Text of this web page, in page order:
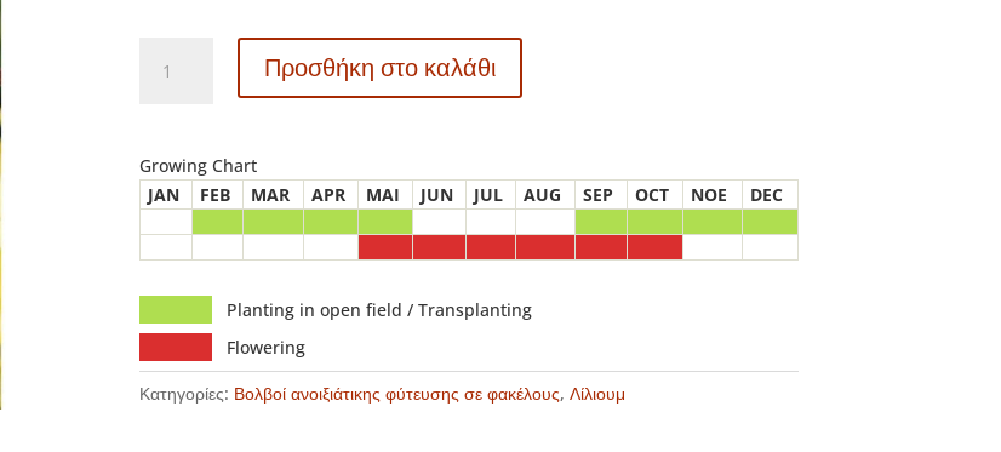
Lilium
Tomos
ποσότητα
Προσθήκη στο καλάθι
Growing Chart
JAN
FEB MAR APR MAI JUN JUL AUG SEP OCT NOE DEC
Planting in open field / Transplanting
Flowering
Κατηγορίες: Βολβοί ανοιξιάτικης φύτευσης σε φακέλους,Λίλιουμ